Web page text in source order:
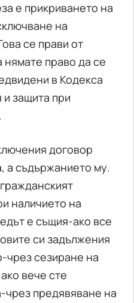
е прикриването на
на
се прави от
нямате право да се
в Кодекса
защита при
.
договор
а съдържанието му.
наличието на
е същия-ако все
си задължения
чрез сезиране на
вече сте
предявяване на